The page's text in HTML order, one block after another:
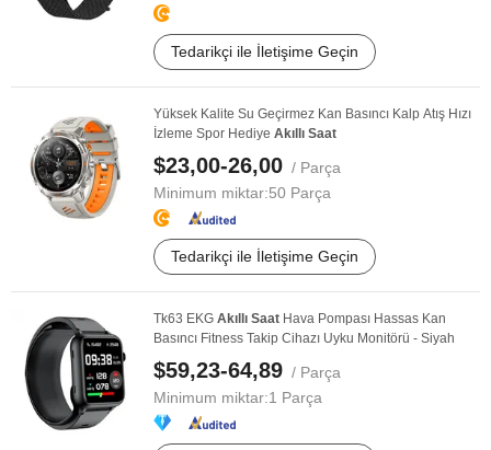
Tedarikçi ile İletişime Geçin
Yüksek Kalite Su Geçirmez Kan Basıncı Kalp Atış Hızı
İzleme Spor Hediye Akıllı Saat
$23,00-26,00 / Parça
Minimum miktar:50 Parça
Tedarikçi ile İletişime Geçin
Tk63 EKG Akıllı Saat Hava Pompası Hassas Kan
Basıncı Fitness Takip Cihazı Uyku Monitörü - Siyah
$59,23-64,89 / Parça
Minimum miktar:1 Parça